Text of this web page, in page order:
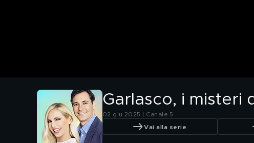
Garlasco, i misteri
02 giu 2025 | Canale 5
Vai alla serie